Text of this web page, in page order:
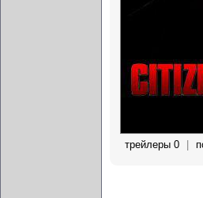
трейлеры 0